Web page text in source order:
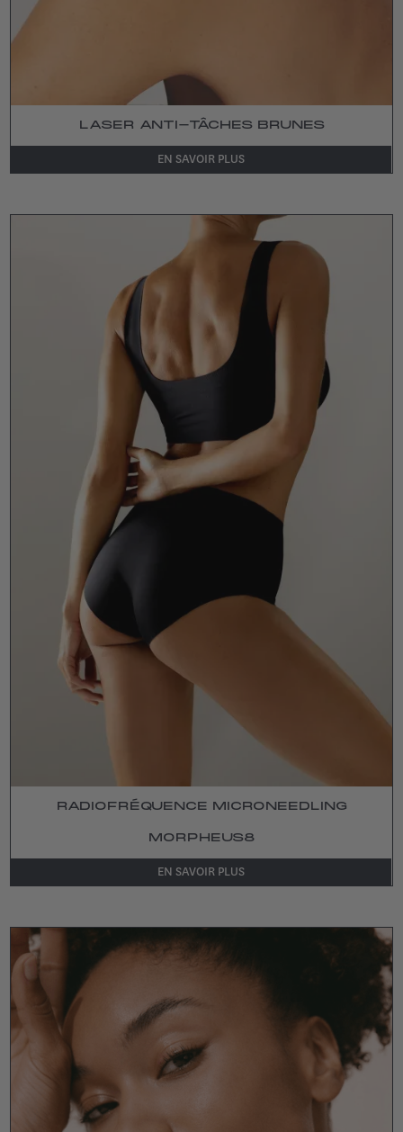
LASER ANTI-TÂCHES BRUNES
EN SAVOIR PLUS
RADIOFRÉQUENCE MICRONEEDLING
MORPHEUS8
EN SAVOIR PLUS